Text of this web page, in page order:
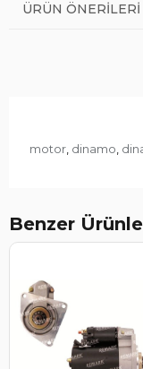
ÜRÜN ÖNERILERI
motor, dinamo,
Benzer